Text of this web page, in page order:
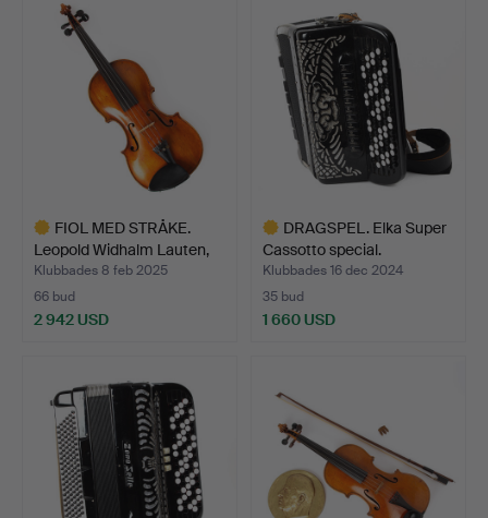
FIOL MED STRÅKE.
Leopold Widhalm Lauten,
N…
Klubbades 8 feb 2025
66 bud
2 942 USD
DRAGSPEL. Elka Super
Cassotto special.
Klubbades 16 dec 2024
35 bud
1 660 USD